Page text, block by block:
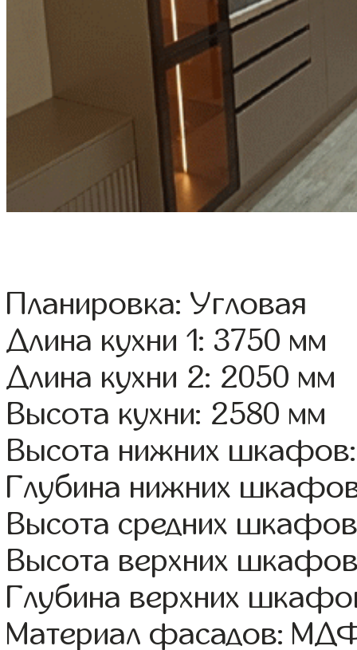
Планировка: Угловая
Длина кухни 1: 3750 мм
Длина кухни 2: 2050 мм
Высота кухни: 2580 мм
Высота нижних
Глубина нижних
Высота средних
Высота верхних
Глубина верхних
Материал фасадов: